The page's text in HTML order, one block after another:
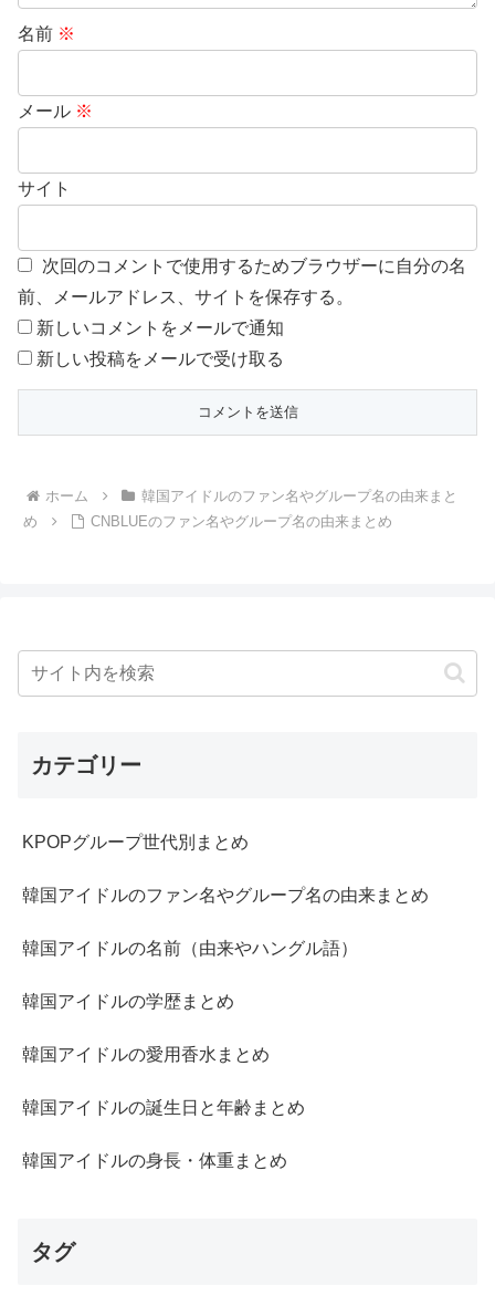
名前 ※
メール ※
サイト
次回のコメントで使用するためブラウザーに自分の名
前、メールアドレス、サイトを保存する。
新しいコメントをメールで通知
新しい投稿をメールで受け取る
ホーム
韓国アイドルのファン名やグループ名の由来まと
め
CNBLUEのファン名やグループ名の由来まとめ
カテゴリー
KPOPグループ世代別まとめ
韓国アイドルのファン名やグループ名の由来まとめ
韓国アイドルの名前（由来やハングル語）
韓国アイドルの学歴まとめ
韓国アイドルの愛用香水まとめ
韓国アイドルの誕生日と年齢まとめ
韓国アイドルの身長・体重まとめ
タグ